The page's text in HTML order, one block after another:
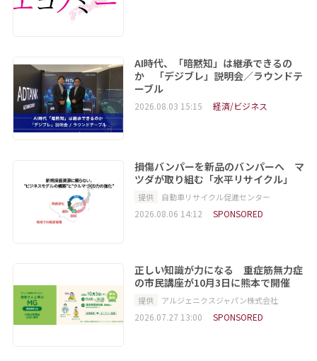
AI時代、「暗黙知」は継承できるの
か 「デジブレ」説明会／ラウンドテ
ーブル
2026.08.03 15:15 経済/ビジネス
損傷バンパーを新品のバンパーへ マ
ツダが取り組む「水平リサイクル」
提供 自動車リサイクル促進センター
2026.08.06 14:12 SPONSORED
正しい知識が力になる 重症筋無力症
の市民講座が10月3日に熊本で開催
提供 アルジェニクスジャパン株式会社
2026.07.27 13:00 SPONSORED